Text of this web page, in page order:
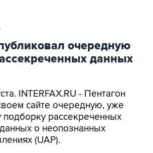
очередную
данных
INTERFAX.RU - Пентагон
сайте очередную, уже
подборку рассекреченных
о неопознанных
(UAP).